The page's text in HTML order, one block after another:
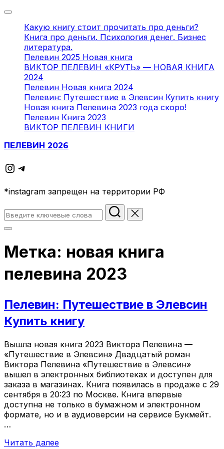
Переключить
навигацию
Какую книгу стоит прочитать про деньги?
Книга про деньги. Психология денег. Бизнес
литература.
Пелевин 2025 Новая книга
ВИКТОР ПЕЛЕВИН «КРУТЬ» — НОВАЯ КНИГА
2024
Пелевин Новая книга 2024
Пелевин: Путешествие в Элевсин Купить книгу
Новая книга Пелевина 2023 года скоро!
Пелевин Книга 2023
ВИКТОР ПЕЛЕВИН КНИГИ
Перейти
содержимому
ПЕЛЕВИН 2026
Instagram
Telegram
*instagram запрещен на территории РФ
Искать:
Переключить
панель
&
Метка: новая книга
пелевина 2023
Пелевин: Путешествие в Элевсин
Купить книгу
Вышла новая книга 2023 Виктора Пелевина —
«Путешествие в Элевсин» Двадцатый роман
Виктора Пелевина «Путешествие в Элевсин»
вышел в электронных библиотеках и доступен для
заказа в магазинах. Книга появилась в продаже с 29
сентября в 20:23 по Москве. Книга впервые
доступна не только в бумажном и электронном
формате, но и в аудиоверсии на сервисе Букмейт.
…
Читать далее«Пелевин: